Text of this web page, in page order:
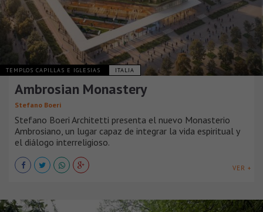
TEMPLOS CAPILLAS E IGLESIAS ITALIA
Ambrosian Monastery
Stefano Boeri
Stefano Boeri Architetti presenta el nuevo Monasterio
Ambrosiano, un lugar capaz de integrar la vida espiritual y
el diálogo interreligioso.
VER +